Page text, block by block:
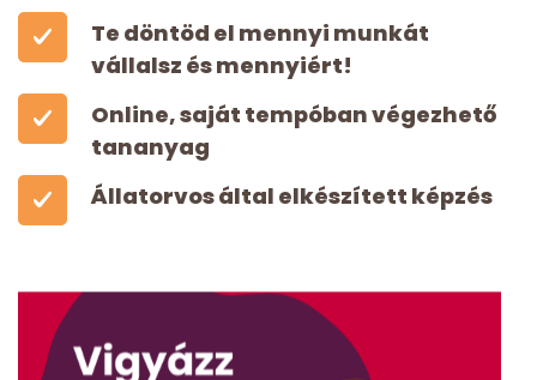
Te döntöd el mennyi munkát
vállalsz és mennyiért!
Online, saját tempóban végezhető
tananyag
Állatorvos által elkészített képzés